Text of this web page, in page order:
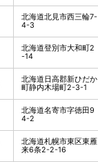
北海道北見市西三輪7-
4-3
北海道登別市大和町2
-14
北海道日高郡新ひだか
町静内木場町2-3-1
北海道名寄市字徳田9
4-2
北海道札幌市東区東雁
来6条2-2-16